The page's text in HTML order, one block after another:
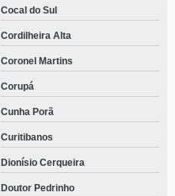
Cocal do Sul
Cordilheira Alta
Coronel Martins
Corupá
Cunha Porã
Curitibanos
Dionísio Cerqueira
Doutor Pedrinho